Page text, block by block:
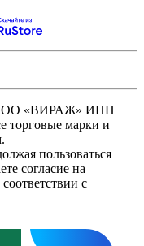
ООО «ВИРАЖ» ИНН
торговые марки и
пользоваться
согласие на
с